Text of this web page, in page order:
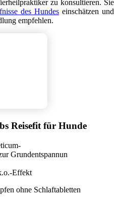
zu konsultieren. Sie
des Hundes einschätzen und
empfehlen.
Reisefit für Hunde
Grundentspannun
Effekt
ohne Schlaftabletten